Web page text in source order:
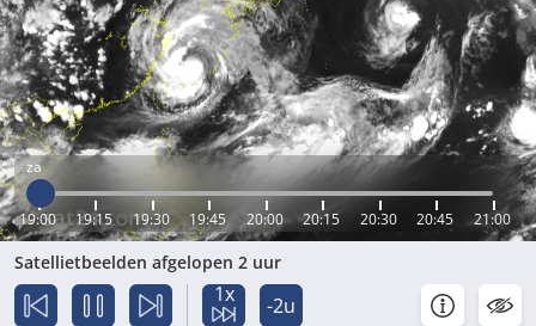
za
19:00 19:15 19:30 19:45 20:00 20:15 20:30 20:45 21:00
Satellietbeelden afgelopen 2 uur
1x -2u